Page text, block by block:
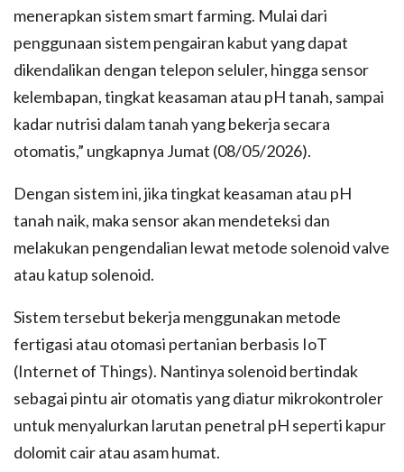
menerapkan sistem smart farming. Mulai dari
penggunaan sistem pengairan kabut yang dapat
dikendalikan dengan telepon seluler, hingga sensor
kelembapan, tingkat keasaman atau pH tanah, sampai
kadar nutrisi dalam tanah yang bekerja secara
otomatis,” ungkapnya Jumat (08/05/2026).
Dengan sistem ini, jika tingkat keasaman atau pH
tanah naik, maka sensor akan mendeteksi dan
melakukan pengendalian lewat metode solenoid valve
atau katup solenoid.
Sistem tersebut bekerja menggunakan metode
fertigasi atau otomasi pertanian berbasis IoT
(Internet of Things). Nantinya solenoid bertindak
sebagai pintu air otomatis yang diatur mikrokontroler
untuk menyalurkan larutan penetral pH seperti kapur
dolomit cair atau asam humat.